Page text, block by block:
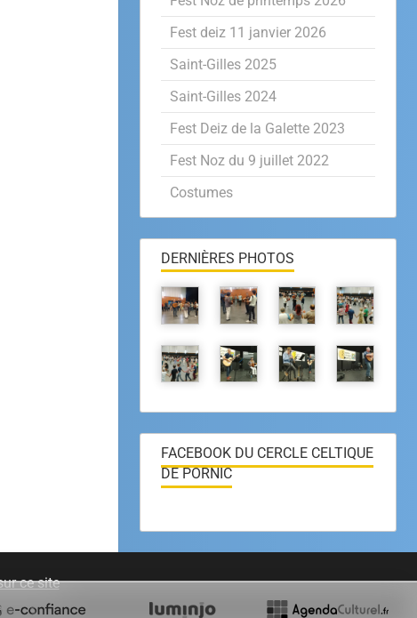
Fest deiz 11 janvier 2026
Saint-Gilles 2025
Saint-Gilles 2024
Fest Deiz de la Galette 2023
Fest Noz du 9 juillet 2022
Costumes
DERNIÈRES PHOTOS
FACEBOOK DU CERCLE CELTIQUE
DE PORNIC
ce site